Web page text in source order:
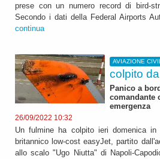
prese con un numero record di bird-
Secondo i dati della Federal Airports
continua
AVIAZIONE
colpito
Panico a
comandante
emergenza
26/09/2022 10:32
Un fulmine ha colpito ieri domenica
britannico low-cost easyJet, partito
allo scalo "Ugo Niutta" di Napoli-